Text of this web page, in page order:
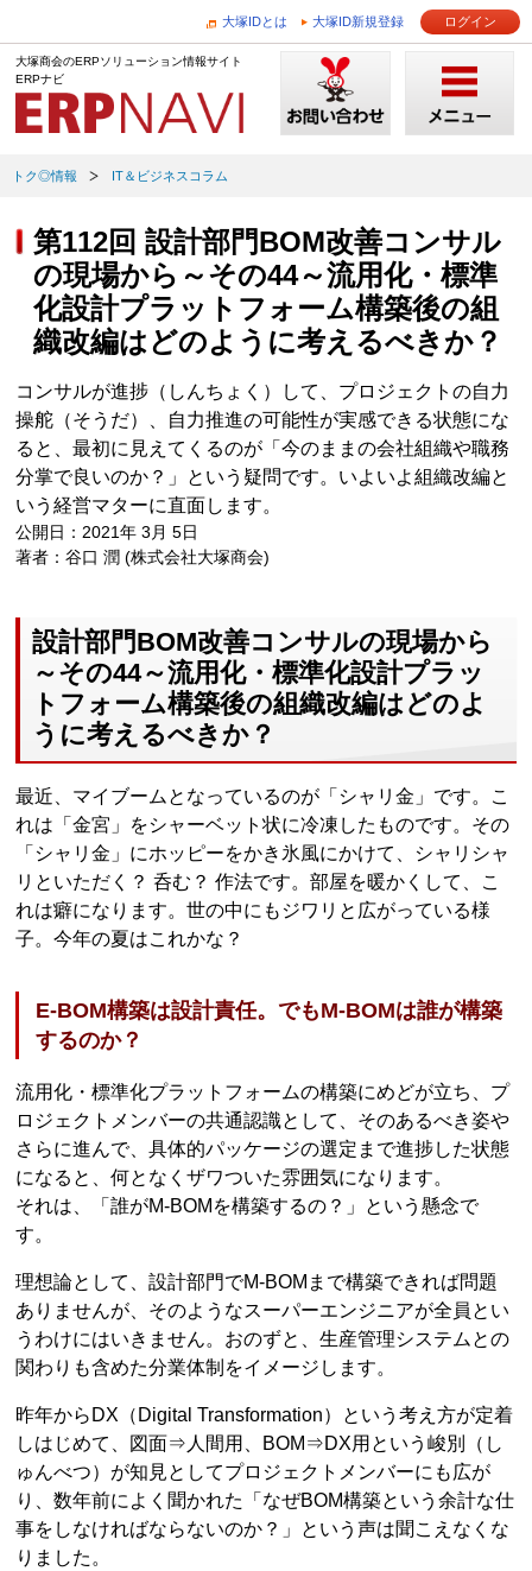
大塚IDとは 大塚ID新規登録 ログイン
大塚商会のERPソリューション情報サイト
ERPナビ
トク◎情報 IT＆ビジネスコラム
第112回 設計部門BOM改善コンサル
の現場から～その44～流用化・標準
化設計プラットフォーム構築後の組
織改編はどのように考えるべきか？
コンサルが進捗（しんちょく）して、プロジェクトの自力
操舵（そうだ）、自力推進の可能性が実感できる状態にな
ると、最初に見えてくるのが「今のままの会社組織や職務
分掌で良いのか？」という疑問です。いよいよ組織改編と
いう経営マターに直面します。
公開日：2021年 3月 5日
著者：谷口 潤 (株式会社大塚商会)
設計部門BOM改善コンサルの現場から
～その44～流用化・標準化設計プラッ
トフォーム構築後の組織改編はどのよ
うに考えるべきか？
最近、マイブームとなっているのが「シャリ金」です。こ
れは「金宮」をシャーベット状に冷凍したものです。その
「シャリ金」にホッピーをかき氷風にかけて、シャリシャ
リといただく？ 呑む？ 作法です。部屋を暖かくして、こ
れは癖になります。世の中にもジワリと広がっている様
子。今年の夏はこれかな？
E-BOM構築は設計責任。でもM-BOMは誰が構築
するのか？
流用化・標準化プラットフォームの構築にめどが立ち、プ
ロジェクトメンバーの共通認識として、そのあるべき姿や
さらに進んで、具体的パッケージの選定まで進捗した状態
になると、何となくザワついた雰囲気になります。
それは、「誰がM-BOMを構築するの？」という懸念で
す。
理想論として、設計部門でM-BOMまで構築できれば問題
ありませんが、そのようなスーパーエンジニアが全員とい
うわけにはいきません。おのずと、生産管理システムとの
関わりも含めた分業体制をイメージします。
昨年からDX（Digital Transformation）という考え方が定着
しはじめて、図面⇒人間用、BOM⇒DX用という峻別（し
ゅんべつ）が知見としてプロジェクトメンバーにも広が
り、数年前によく聞かれた「なぜBOM構築という余計な仕
事をしなければならないのか？」という声は聞こえなくな
りました。